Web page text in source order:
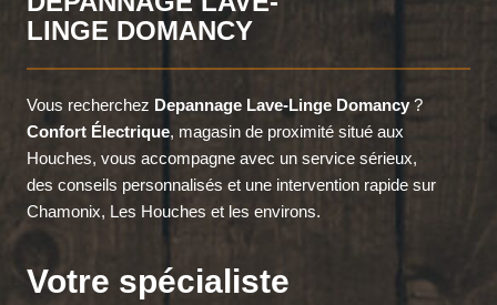
LINGE DOMANCY
Vous recherchez Depannage Lave-Linge Domancy?
Confort Électrique, magasin de proximité situé aux
Houches, vous accompagne avec un service sérieux,
des conseils personnalisés et une intervention rapide sur
Chamonix, Les Houches et les environs.
Votre spécialiste